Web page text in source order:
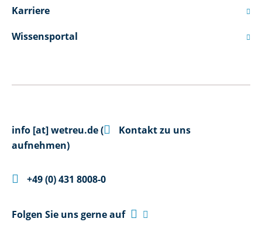
Karriere 
Wissensportal 
info [at]wetreu.de(
Kontakt zu uns
aufnehmen)
 +49 (0) 431 8008-0
Folgen Sie uns gerne auf  